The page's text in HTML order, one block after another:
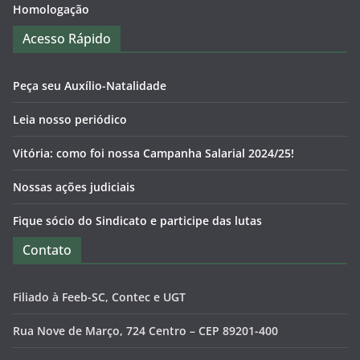
Homologação
Acesso Rápido
Peça seu Auxílio-Natalidade
Leia nosso periódico
Vitória: como foi nossa Campanha Salarial 2024/25!
Nossas ações judiciais
Fique sócio do Sindicato e participe das lutas
Contato
Filiado à Feeb-SC, Contec e UGT
Rua Nove de Março, 724 Centro – CEP 89201-400